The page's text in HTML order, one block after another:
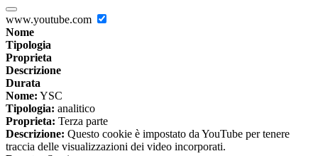
www.youtube.com
Nome
Tipologia
Proprieta
Descrizione
Durata
Nome: YSC
Tipologia: analitico
Proprieta: Terza parte
Descrizione: Questo cookie è impostato da YouTube per tenere
traccia delle visualizzazioni dei video incorporati.